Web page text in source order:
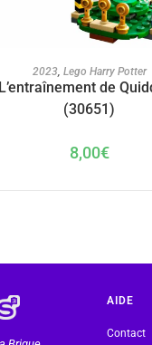
AJOUTER AU PANIER
2023, Lego Harry Potter
L’entraînement de
(30651)
8,00€
AIDE
Contact